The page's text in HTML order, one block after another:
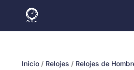
Inicio/ Relojes / Relojes de